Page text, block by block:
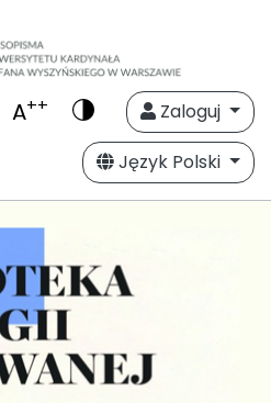
A++
Zaloguj
Język Polski